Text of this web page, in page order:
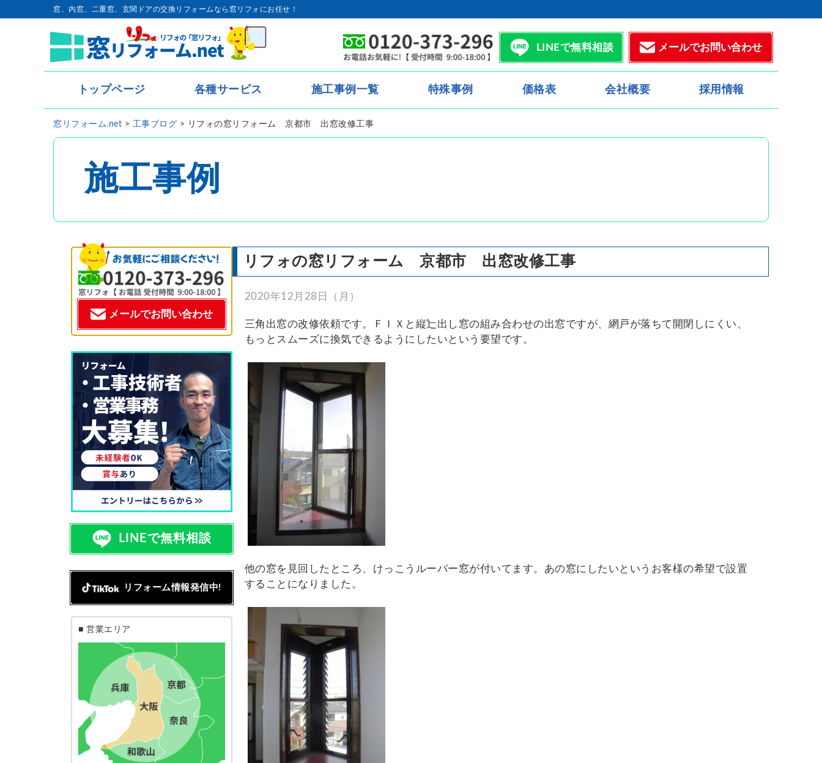
窓、内窓、二重窓、玄関ドアの交換リフォームなら窓リフォにお任せ！
LINEで無料相談 メールでお問い合わせ
- 内窓・二重窓
トップページ 各種サービス 施工事例一覧 特殊事例 価格表 会社概要 採用情報
窓リフォーム.net > 工事ブログ > リフォの窓リフォーム 京都市 出窓改修工事
施工事例
リフォの窓リフォーム 京都市 出窓改修工事
2020年12月28日（月）
三角出窓の改修依頼です。ＦＩＸと縦辷出し窓の組み合わせの出窓ですが、網戸が落ちて開閉しにくい、
もっとスムーズに換気できるようにしたいという要望です。
他の窓を見回したところ、けっこうルーバー窓が付いてます。あの窓にしたいというお客様の希望で設置
することになりました。
メールでお問い合わせ
LINEで無料相談
リフォーム情報発信中!
■ 営業エリア